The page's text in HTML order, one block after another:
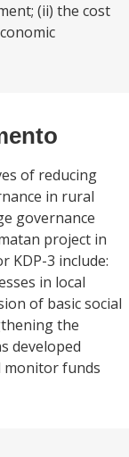
(ii) the cost
of reducing
in rural
governance
project in
KDP-3 include:
in local
of basic social
the
developed
monitor funds